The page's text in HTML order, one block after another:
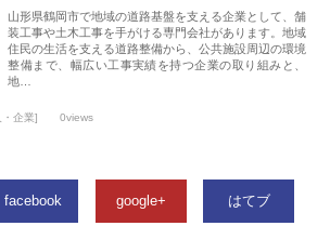
山形県鶴岡市で地域の道路基盤を支える企業として、舗
装工事や土木工事を手がける専門会社があります。地域
住民の生活を支える道路整備から、公共施設周辺の環境
整備まで、幅広い工事実績を持つ企業の取り組みと、
地…
企業] 0views
facebook google+ はてブ